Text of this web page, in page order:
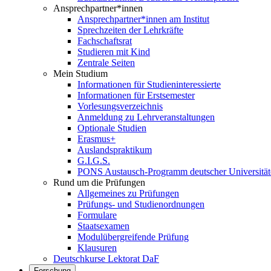
Ansprechpartner*innen
Ansprechpartner*innen am Institut
Sprechzeiten der Lehrkräfte
Fachschaftsrat
Studieren mit Kind
Zentrale Seiten
Mein Studium
Informationen für Studieninteressierte
Informationen für Erstsemester
Vorlesungsverzeichnis
Anmeldung zu Lehrveranstaltungen
Optionale Studien
Erasmus+
Auslandspraktikum
G.I.G.S.
PONS Austausch-Programm deutscher
Rund um die Prüfungen
Allgemeines zu Prüfungen
Prüfungs- und Studienordnungen
Formulare
Staatsexamen
Modulübergreifende Prüfung
Klausuren
Deutschkurse Lektorat DaF